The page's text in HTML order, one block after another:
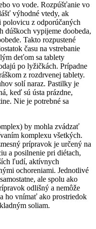
vo vode. Rozpúšťanie vo
výhodné vtedy, ak
polovicu z odporúčaných
dúškoch vypijeme doobeda,
Takto rozpustené
času na vstrebanie
deťom sa tablety
po lyžičkách. Prípadne
z rozdrvenej tablety.
solí naraz. Pastilky je
keď sú ústa prázdne,
Nie je potrebné sa
by mohla zvádzať
komplexu všetkých.
prípravok je určený na
a posilnenie pri diétach,
ľudí, aktívnych
ochoreniami. Jednotlivé
ale spolu ako
odlišný a nemôže
ho vnímať ako prostriedok
soliam.